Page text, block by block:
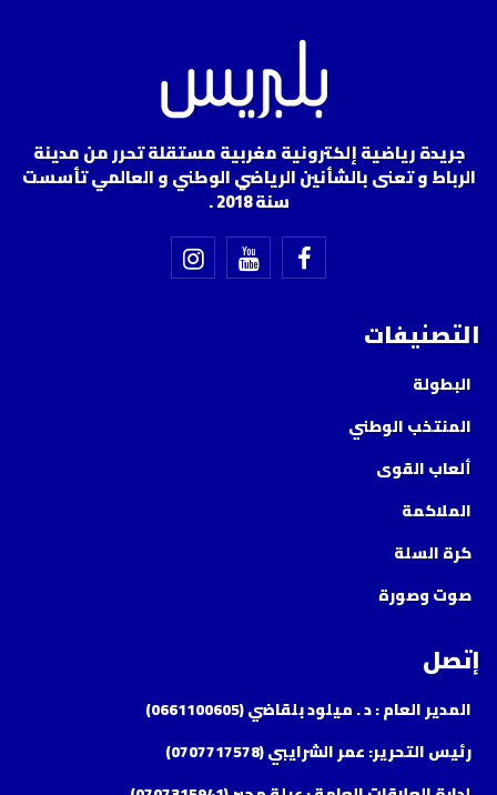
جريدة رياضية إلكترونية مغربية مستقلة تحرر من مدينة
الرباط و تعنى بالشأنين الرياضي الوطني و العالمي تأسست
سنة 2018 .
التصنيفات
البطولة
المنتخب الوطني
ألعاب القوى
الملاكمة
كرة السلة
صوت وصورة
إتصل
المدير العام : د . ميلود بلقاضي (0661100605)
رئيس التحرير: عمر الشرايبي (0707717578)